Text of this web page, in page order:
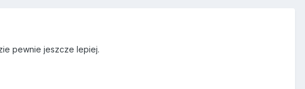
pewnie jeszcze lepiej.